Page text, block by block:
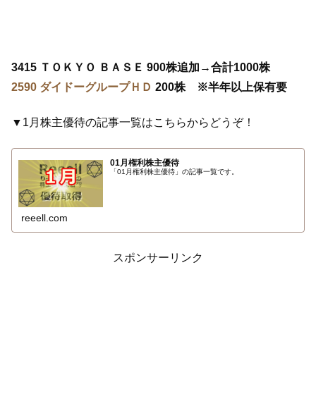
3415 ＴＯＫＹＯ ＢＡＳＥ 900株追加→合計1000株
2590 ダイドーグループＨＤ 200株 ※半年以上保有要
▼1月株主優待の記事一覧はこちらからどうぞ！
01月権利株主優待
「01月権利株主優待」の記事一覧です。
reeell.com
スポンサーリンク